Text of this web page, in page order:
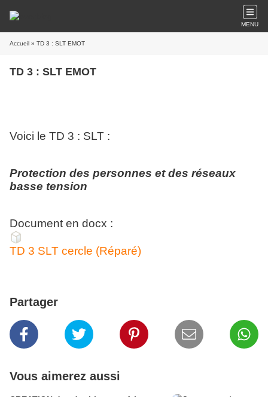
MENU
Accueil » TD 3 : SLT EMOT
TD 3 : SLT EMOT
Voici le TD 3 : SLT :
Protection des personnes et des réseaux
basse tension
Document en docx :
TD 3 SLT cercle (Réparé)
Partager
Vous aimerez aussi